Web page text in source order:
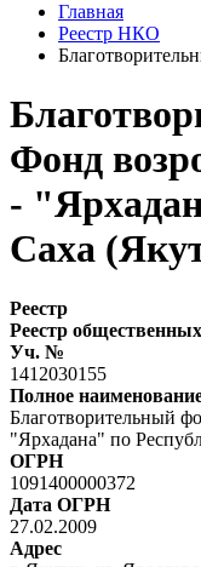
Главная
Реестр НКО
Фонд
-
Саха
Реестр
Реестр
Уч. №
1412030155
Полное
Благотворительный
"Ярхадана" по
ОГРН
1091400000372
Дата ОГРН
27.02.2009
Адрес